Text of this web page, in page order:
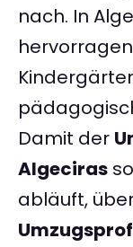
nach. In
Damit der
Algeciras
abläuft,